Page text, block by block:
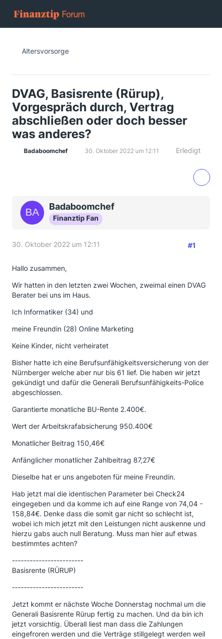
Altersvorsorge
DVAG, Basisrente (Rürup),
Vorgespräch durch, Vertrag
abschließen oder doch besser
was anderes?
Badaboomchef 30. Oktober 2022 um 12:11 Erledigt
Badaboomchef
Finanztip Fan
30. Oktober 2022 um 12:11 #1
Hallo zusammen,
Wir hatten in den letzten zwei Wochen, zweimal einen DVAG
Berater bei uns im Haus.
Ich Informatiker (34) und
meine Freundin (28) Online Marketing
Keine Kinder, nicht verheiratet
Bisher hatte ich eine Berufsunfähigkeitsversicherung von der
Nürnberger welche aber nur bis 61 lief. Die haben wir jetzt
gekündigt und dafür die Generali Berufsunfähigkeits-Police
abgeschlossen.
Garantierte monatliche BU-Rente 2.400€.
Wert der Arbeitskrafabsicherung 950.400€
Monatlicher Beitrag 150,46€
Anfänglicher monatlicher Zahlbeitrag 87,27€
Dieselbe hat er uns angeboten für meine Freundin.
Hab jetzt mal die identischen Parameter bei Check24
eingegeben und da komme ich auf eine Range von 74,04 -
158,84€. Denke dass die somit gar nicht so schlecht ist,
wobei ich mich jetzt mit den Leistungen nicht auskenne und
hierzu gabs auch null Beratung. Muss man hier auf etwas
bestimmtes achten?
------------------------
Basisrente (RÜRUP)
------------------------
Jetzt kommt er nächste Woche Donnerstag nochmal um die
Generali Basisrente Rürup fertig zu machen. Und da bin ich
jetzt vorsichtig. Überall liest man dass die Zahlungen
eingefroren werden und die Verträge stillgelegt werden weil